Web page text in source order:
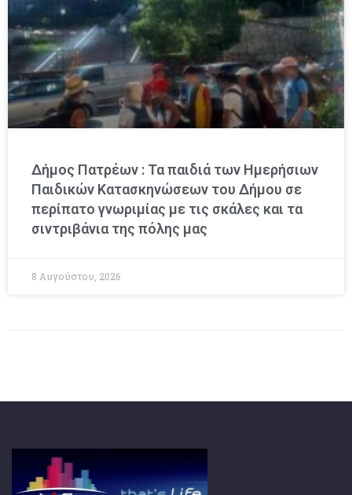
Δήμος Πατρέων : Τα παιδιά των Ημερήσιων
Παιδικών Κατασκηνώσεων του Δήμου σε
περίπατο γνωριμίας με τις σκάλες και τα
σιντριβάνια της πόλης μας
8 Αυγούστου, 2026